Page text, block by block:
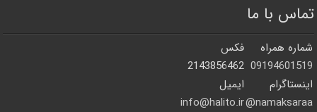
تماس با ما
شماره همراه
فکس
09194601519
2143856462
اینستاگرام
ایمیل
namaksaraa@
info@halito.ir